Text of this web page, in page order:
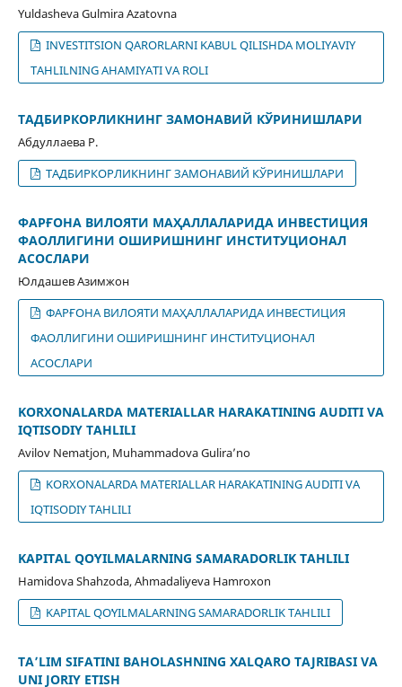
Yuldasheva Gulmira Azatovna
INVESTITSION QARORLARNI KABUL QILISHDA MOLIYAVIY
TAHLILNING AHAMIYATI VA ROLI
ТАДБИРКОРЛИКНИНГ ЗАМОНАВИЙ КЎРИНИШЛАРИ
Абдуллаева Р.
ТАДБИРКОРЛИКНИНГ ЗАМОНАВИЙ КЎРИНИШЛАРИ
ФАРҒОНА ВИЛОЯТИ МАҲАЛЛАЛАРИДА ИНВЕСТИЦИЯ
ФАОЛЛИГИНИ ОШИРИШНИНГ ИНСТИТУЦИОНАЛ
АСОСЛАРИ
Юлдашев Азимжон
ФАРҒОНА ВИЛОЯТИ МАҲАЛЛАЛАРИДА ИНВЕСТИЦИЯ
ФАОЛЛИГИНИ ОШИРИШНИНГ ИНСТИТУЦИОНАЛ
АСОСЛАРИ
KORXONALARDA MATERIALLAR HARAKATINING AUDITI VA
IQTISODIY TAHLILI
Avilov Nematjon, Muhammadova Guliraʼno
KORXONALARDA MATERIALLAR HARAKATINING AUDITI VA
IQTISODIY TAHLILI
KAPITAL QOʻYILMALARNING SAMARADORLIK TAHLILI
Hamidova Shahzoda, Ahmadaliyeva Hamroxon
KAPITAL QOʻYILMALARNING SAMARADORLIK TAHLILI
TAʼLIM SIFATINI BAHOLASHNING XALQARO TAJRIBASI VA
UNI JORIY ETISH